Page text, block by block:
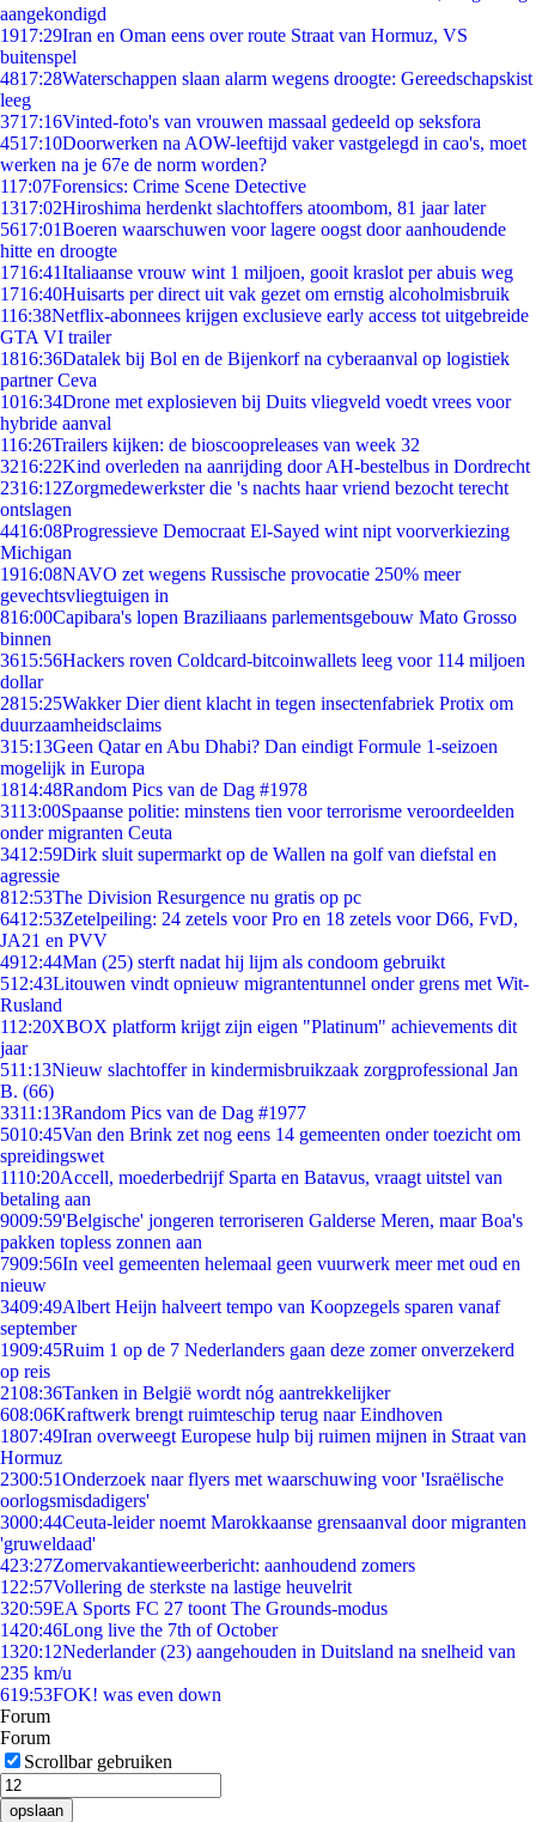
aangekondigd
1917:29Iran en Oman eens over route Straat van Hormuz, VS
buitenspel
4817:28Waterschappen slaan alarm wegens droogte: Gereedschapskist
leeg
3717:16Vinted-foto's van vrouwen massaal gedeeld op seksfora
4517:10Doorwerken na AOW-leeftijd vaker vastgelegd in cao's, moet
werken na je 67e de norm worden?
117:07Forensics: Crime Scene Detective
1317:02Hiroshima herdenkt slachtoffers atoombom, 81 jaar later
5617:01Boeren waarschuwen voor lagere oogst door aanhoudende
hitte en droogte
1716:41Italiaanse vrouw wint 1 miljoen, gooit kraslot per abuis weg
1716:40Huisarts per direct uit vak gezet om ernstig alcoholmisbruik
116:38Netflix-abonnees krijgen exclusieve early access tot uitgebreide
GTA VI trailer
1816:36Datalek bij Bol en de Bijenkorf na cyberaanval op logistiek
partner Ceva
1016:34Drone met explosieven bij Duits vliegveld voedt vrees voor
hybride aanval
116:26Trailers kijken: de bioscoopreleases van week 32
3216:22Kind overleden na aanrijding door AH-bestelbus in Dordrecht
2316:12Zorgmedewerkster die 's nachts haar vriend bezocht terecht
ontslagen
4416:08Progressieve Democraat El-Sayed wint nipt voorverkiezing
Michigan
1916:08NAVO zet wegens Russische provocatie 250% meer
gevechtsvliegtuigen in
816:00Capibara's lopen Braziliaans parlementsgebouw Mato Grosso
binnen
3615:56Hackers roven Coldcard-bitcoinwallets leeg voor 114 miljoen
dollar
2815:25Wakker Dier dient klacht in tegen insectenfabriek Protix om
duurzaamheidsclaims
315:13Geen Qatar en Abu Dhabi? Dan eindigt Formule 1-seizoen
mogelijk in Europa
1814:48Random Pics van de Dag #1978
3113:00Spaanse politie: minstens tien voor terrorisme veroordeelden
onder migranten Ceuta
3412:59Dirk sluit supermarkt op de Wallen na golf van diefstal en
agressie
812:53The Division Resurgence nu gratis op pc
6412:53Zetelpeiling: 24 zetels voor Pro en 18 zetels voor D66, FvD,
JA21 en PVV
4912:44Man (25) sterft nadat hij lijm als condoom gebruikt
512:43Litouwen vindt opnieuw migrantentunnel onder grens met Wit-
Rusland
112:20XBOX platform krijgt zijn eigen "Platinum" achievements dit
jaar
511:13Nieuw slachtoffer in kindermisbruikzaak zorgprofessional Jan
B. (66)
3311:13Random Pics van de Dag #1977
5010:45Van den Brink zet nog eens 14 gemeenten onder toezicht om
spreidingswet
1110:20Accell, moederbedrijf Sparta en Batavus, vraagt uitstel van
betaling aan
9009:59'Belgische' jongeren terroriseren Galderse Meren, maar Boa's
pakken topless zonnen aan
7909:56In veel gemeenten helemaal geen vuurwerk meer met oud en
nieuw
3409:49Albert Heijn halveert tempo van Koopzegels sparen vanaf
september
1909:45Ruim 1 op de 7 Nederlanders gaan deze zomer onverzekerd
op reis
2108:36Tanken in België wordt nóg aantrekkelijker
608:06Kraftwerk brengt ruimteschip terug naar Eindhoven
1807:49Iran overweegt Europese hulp bij ruimen mijnen in Straat van
Hormuz
2300:51Onderzoek naar flyers met waarschuwing voor 'Israëlische
oorlogsmisdadigers'
3000:44Ceuta-leider noemt Marokkaanse grensaanval door migranten
'gruweldaad'
423:27Zomervakantieweerbericht: aanhoudend zomers
1 22:57Vollering de sterkste na lastige heuvelrit
320:59EA Sports FC 27 toont The Grounds-modus
1420:46Long live the 7th of October
1320:12Nederlander (23) aangehouden in Duitsland na snelheid van
235 km/u
619:53FOK! was even down
Forum
Forum
Scrollbar gebruiken
opslaan